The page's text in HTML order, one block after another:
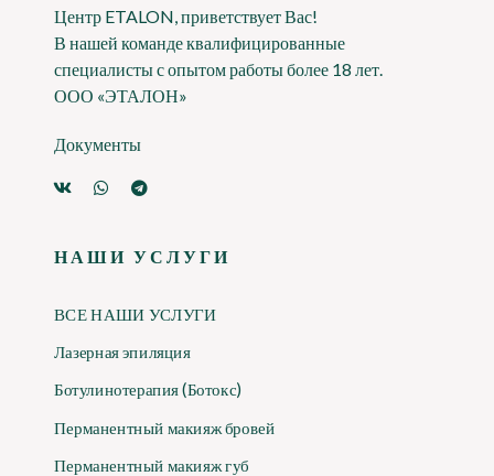
Центр ETALON, приветствует Вас!
В нашей команде квалифицированные
специалисты с опытом работы более 18 лет.
ООО «ЭТАЛОН»
Документы
НАШИ УСЛУГИ
ВСЕ НАШИ УСЛУГИ
Лазерная эпиляция
Ботулинотерапия (Ботокс)
Перманентный макияж бровей
Перманентный макияж губ